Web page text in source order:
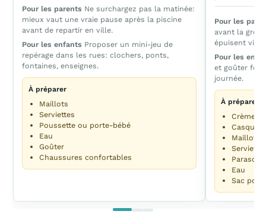
Pour les parents Ne surchargez pas la matinée:
mieux vaut une vraie pause après la piscine
avant de repartir en ville.
Pour les enfants Proposer un mini-jeu de
repérage dans les rues: clochers, ponts,
fontaines, enseignes.
À préparer
Maillots
Serviettes
Poussette ou porte-bébé
Eau
Goûter
Chaussures confortables
Pour les
avant la
épuisent vite
Pour les
et goûter
journée.
À préparer
Crème
Maillots
Parasol
Eau
Sac